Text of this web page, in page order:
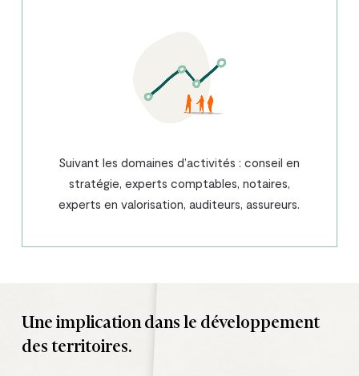
Suivant les domaines d’activités : conseil en
stratégie, experts comptables, notaires,
experts en valorisation, auditeurs, assureurs.
Une implication dans le développement
des territoires.